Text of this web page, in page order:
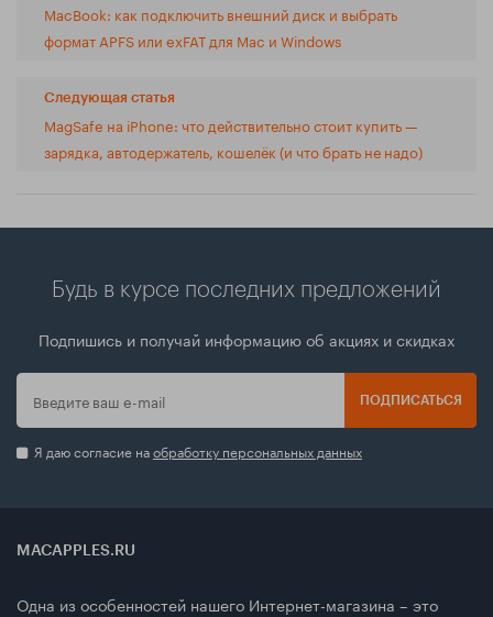
MacBook: как подключить внешний диск и выбрать
формат APFS или exFAT для Mac и Windows
Следующая статья
MagSafe на iPhone: что действительно стоит купить —
зарядка, автодержатель, кошелёк (и что брать не надо)
Будь в курсе последних предложений
Подпишись и получай информацию об акциях и скидках
ПОДПИСАТЬСЯ
Я даю согласие наобработку персональных данных
MACAPPLES.RU
Одна из особенностей нашего Интернет-магазина – это